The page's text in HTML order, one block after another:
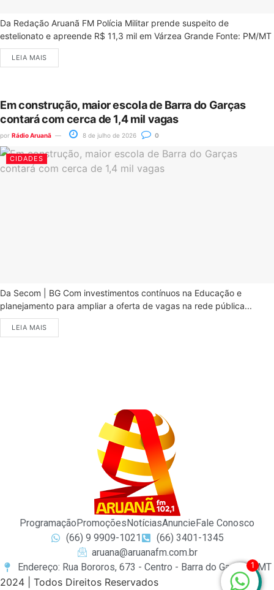
Da Redação Aruanã FM Polícia Militar prende suspeito de
estelionato e apreende R$ 11,3 mil em Várzea Grande Fonte: PM/MT
LEIA MAIS
Em construção, maior escola de Barra do Garças
contará com cerca de 1,4 mil vagas
por Rádio Aruanã 8 de julho de 2026 0
CIDADES
Da Secom | BG Com investimentos contínuos na Educação e
planejamento para ampliar a oferta de vagas na rede pública...
LEIA MAIS
ProgramaçãoPromoçõesNotíciasAnuncieFale Conosco
(66) 9 9909-1021
(66) 3401-1345
aruana@aruanafm.com.br
Endereço: Rua Bororos, 673 - Centro - Barra do Garças / MT
2024 | Todos Direitos Reservados
1